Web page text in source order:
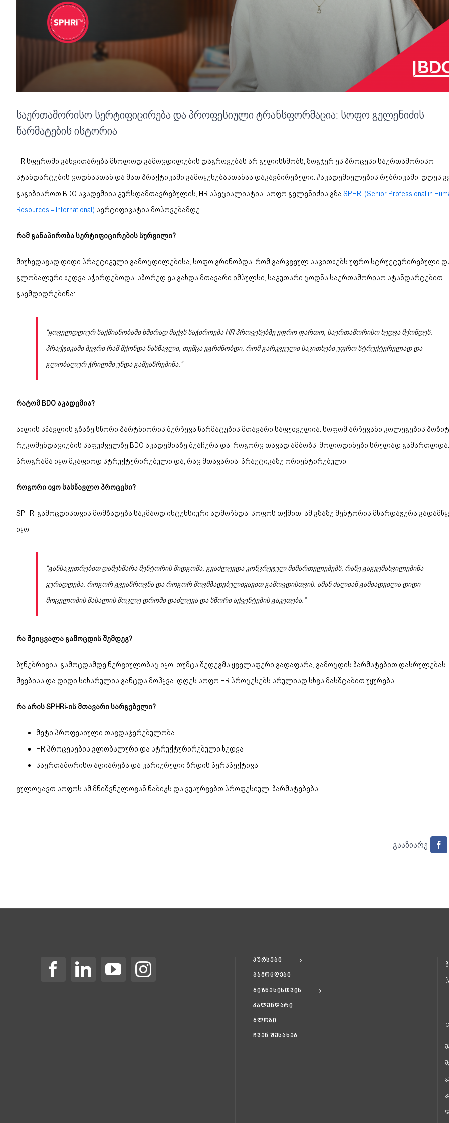
საერთაშორისო სერტიფიცირება და პროფესიული ტრანსფორმაცია: სოფო გელენიძის
წარმატების ისტორია
HR სფეროში განვითარება მხოლოდ გამოცდილების დაგროვებას არ გულისხმობს, ზოგჯერ ეს პროცესი საერთაშორისო
სტანდარტების ცოდნასთან და მათ პრაქტიკაში გამოყენებასთანაა დაკავშირებული. #აკადემიელების რუბრიკაში, დღეს
გაგიზიაროთ BDO აკადემიის კურსდამთავრებულის, HR სპეციალისტის, სოფო გელენიძის გზა SPHRi (Senior Professional in
Resources – International) სერტიფიკატის მოპოვებამდე.
რამ განაპირობა სერტიფიცირების სურვილი?
მიუხედავად დიდი პრაქტიკული გამოცდილებისა, სოფო გრძნობდა, რომ გარკვეულ საკითხებს უფრო სტრუქტურირებული
გლობალური ხედვა სჭირდებოდა. სწორედ ეს გახდა მთავარი იმპულსი, საკუთარი ცოდნა საერთაშორისო სტანდარტებით
გაემდიდრებინა:
“ყოველდღიურ საქმიანობაში ხშირად მაქვს საჭიროება HR პროცესებზე უფრო ფართო, საერთაშორისო ხედვა მქონდეს.
პრაქტიკაში ბევრი რამ მქონდა ნასწავლი, თუმცა ვგრძნობდი, რომ გარკვეული საკითხები უფრო სტრუქტურულად და
გლობალურ ჭრილში უნდა გამეაზრებინა.“
რატომ BDO აკადემია?
ახლის სწავლის გზაზე სწორი პარტნიორის შერჩევა წარმატების მთავარი საფუძველია. სოფომ არჩევანი კოლეგების
რეკომენდაციების საფუძველზე BDO აკადემიაზე შეაჩერა და, როგორც თავად ამბობს, მოლოდინები სრულად გამართლდა:
პროგრამა იყო მკაფიოდ სტრუქტურირებული და, რაც მთავარია, პრაქტიკაზე ორიენტირებული.
როგორი იყო სასწავლო პროცესი?
SPHRi გამოცდისთვის მომზადება საკმაოდ ინტენსიური აღმოჩნდა. სოფოს თქმით, ამ გზაზე მენტორის მხარდაჭერა
იყო:
“განსაკუთრებით დამეხმარა მენტორის მიდგომა, გვაძლევდა კონკრეტულ მიმართულებებს, რაზე გაგვემახვილებინა
ყურადღება, როგორ გვეაზროვნა და როგორ მოვმზადებულიყავით გამოცდისთვის. ამან ძალიან გამიადვილა დიდი
მოცულობის მასალის მოკლე დროში დაძლევა და სწორი აქცენტების გაკეთება.”
რა შეიცვალა გამოცდის შემდეგ?
ბუნებრივია, გამოცდამდე ნერვიულობაც იყო, თუმცა შედეგმა ყველაფერი გადაფარა, გამოცდის წარმატებით დასრულებას
შვებისა და დიდი სიხარულის განცდა მოჰყვა. დღეს სოფო HR პროცესებს სრულიად სხვა მასშტაბით უყურებს.
რა არის SPHRi-ის მთავარი სარგებელი?
მეტი პროფესიული თავდაჯერებულობა
HR პროცესების გლობალური და სტრუქტურირებული ხედვა
საერთაშორისო აღიარება და კარიერული ზრდის პერსპექტივა.
ვულოცავთ სოფოს ამ მნიშვნელოვან ნაბიჯს და ვუსურვებთ პროფესიულ წარმატებებს!
გააზიარე
კურსები
გამოცდები
ბიზნესისთვის
კალენდარი
ბლოგი
ჩვენ შესახებ